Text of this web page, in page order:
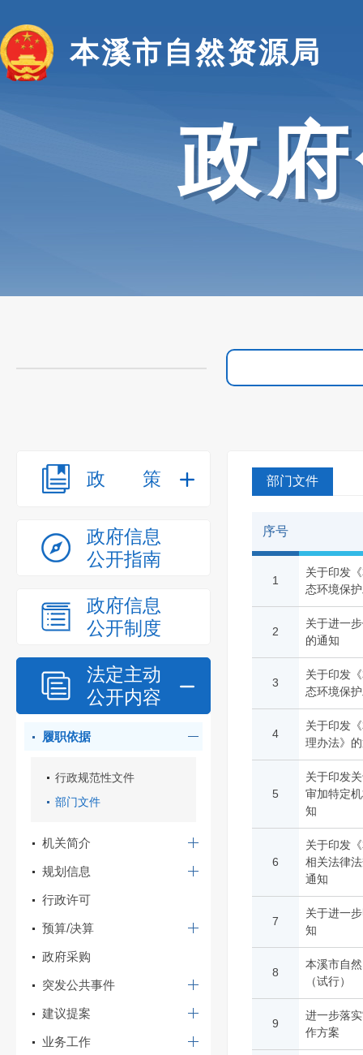
本溪市自然资源局
政
政策
政府信息
公开指南
政府信息
公开制度
法定主动
公开内容
履职依据
行政规范性文件
部门文件
机关简介
规划信息
行政许可
预算/决算
政府采购
突发公共事件
建议提案
业务工作
部门文件
序号
1
关于印发
态环境保
2
关于进一
的通知
3
关于印发
态环境保
4
关于印发
理办法》
5
关于印发
审加特定
知
6
关于印发
相关法律
通知
7
关于进一
知
8
本溪市自
（试行）
9
进一步落
作方案